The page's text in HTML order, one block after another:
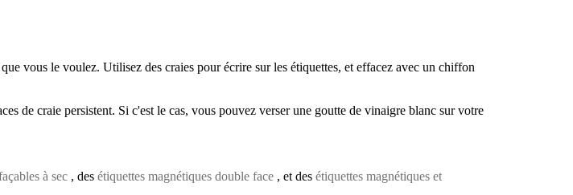
vous le voulez. Utilisez des craies pour écrire sur les étiquettes, et effacez avec un chiffon
de craie persistent. Si c'est le cas, vous pouvez verser une goutte de vinaigre blanc sur votre
à sec , desétiquettes magnétiques double face , et desétiquettes magnétiques et